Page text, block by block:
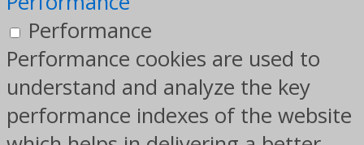
Performance
Performance cookies are used to
understand and analyze the key
performance indexes of the website